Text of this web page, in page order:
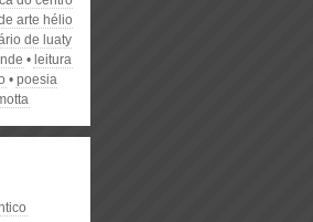
arte hélio
de luaty
leitura
poesia